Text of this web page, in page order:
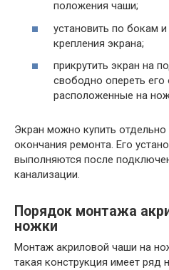
положения чаши;
установить по бокам
крепления экрана;
прикрутить экран на
свободно опереть его
расположенные на
Экран можно купить
окончания ремонта. Его
выполняются после
канализации.
Порядок монтажа
ножки
Монтаж акриловой чаши на
такая конструкция имеет ряд